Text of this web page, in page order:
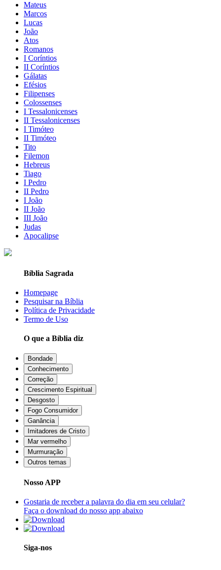
Mateus
Marcos
Lucas
João
Atos
Romanos
I Coríntios
II Coríntios
Gálatas
Efésios
Filipenses
Colossenses
I Tessalonicenses
II Tessalonicenses
I Timóteo
II Timóteo
Tito
Filemon
Hebreus
Tiago
I Pedro
II Pedro
I João
II João
III João
Judas
Apocalipse
Bíblia Sagrada
Homepage
Pesquisar na Bíblia
Política de Privacidade
Termo de Uso
O que a Bíblia diz
Bondade
Conhecimento
Correção
Crescimento Espiritual
Desgosto
Fogo Consumidor
Ganância
Imitadores de Cristo
Mar vermelho
Murmuração
Outros temas
Nosso APP
Gostaria de receber a palavra do dia em seu celular?
Faça o download do nosso app abaixo
Siga-nos